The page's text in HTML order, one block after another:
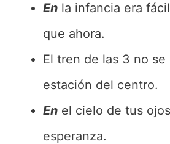
En la infancia era
que ahora.
El tren de las 3 no se
estación del centro.
En el cielo de tus
esperanza.